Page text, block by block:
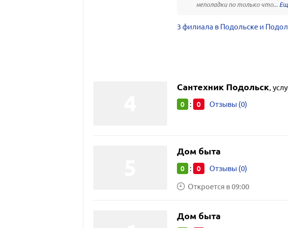
неполадки по только что...
3 филиала в Подольске и
Сантехник Подольск,
0 : 0 Отзывы (0)
Дом быта
0 : 0 Отзывы (0)
Откроется в 09:00
Дом быта